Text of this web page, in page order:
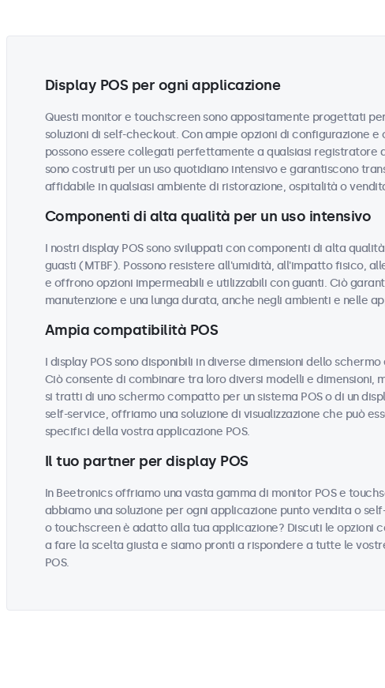
Display POS per ogni applicazione
Questi monitor e touchscreen sono appositamente progettati
soluzioni di self-checkout. Con ampie opzioni di configurazione
possono essere collegati perfettamente a qualsiasi registratore
sono costruiti per un uso quotidiano intensivo e garantiscono
affidabile in qualsiasi ambiente di ristorazione, ospitalità o
Componenti di alta qualità per un uso intensivo
I nostri display POS sono sviluppati con componenti di alta
guasti (MTBF). Possono resistere all'umidità, all'impatto fisico,
e offrono opzioni impermeabili e utilizzabili con guanti. Ciò
manutenzione e una lunga durata, anche negli ambienti e nelle
Ampia compatibilità POS
I display POS sono disponibili in diverse dimensioni dello
Ciò consente di combinare tra loro diversi modelli e dimensioni,
si tratti di uno schermo compatto per un sistema POS o di un
self-service, offriamo una soluzione di visualizzazione che può
specifici della vostra applicazione POS.
Il tuo partner per display POS
In Beetronics offriamo una vasta gamma di monitor POS e
abbiamo una soluzione per ogni applicazione punto vendita o
o touchscreen è adatto alla tua applicazione? Discuti le opzioni
a fare la scelta giusta e siamo pronti a rispondere a tutte le
POS.